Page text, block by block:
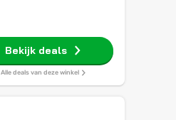
Bekijk deals
Alle deals van deze winkel